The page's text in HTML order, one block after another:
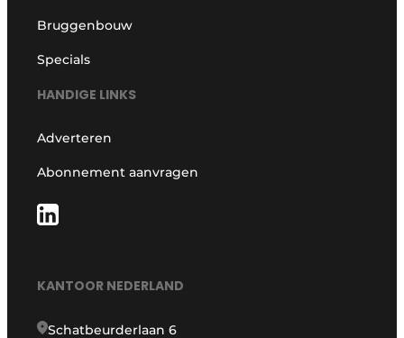
Bruggenbouw
Specials
HANDIGE LINKS
Adverteren
Abonnement aanvragen
KANTOOR NEDERLAND
Schatbeurderlaan 6